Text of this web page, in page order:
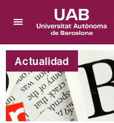
aquí
para
desplegar
el
menú
de
Facultad
Universitat
Autònoma
de
Barcelona
Actualidad